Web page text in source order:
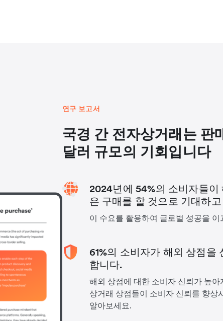
연구 보고서
국경 간 전자상거래는 판
달러 규모의 기회입니다
2024년에 54%의 소비자들
은 구매를 할 것으로 기대하
이 수요를 활용하여 글로벌 성공을
61%의 소비자가 해외 상점을
합니다.
해외 상점에 대한 소비자 신뢰가 높
상거래 상점들이 소비자 신뢰를 향상
알아보세요.